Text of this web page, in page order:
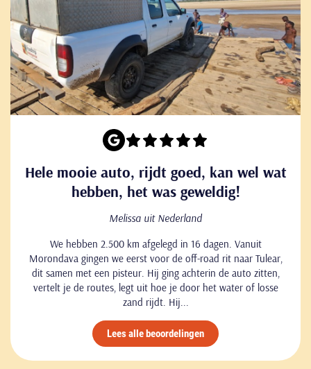
Hele mooie auto, rijdt goed, kan wel wat
hebben, het was geweldig!
Melissa uit Nederland
We hebben 2.500 km afgelegd in 16 dagen. Vanuit
Morondava gingen we eerst voor de off-road rit naar Tulear,
dit samen met een pisteur. Hij ging achterin de auto zitten,
vertelt je de routes, legt uit hoe je door het water of losse
zand rijdt. Hij...
Lees alle beoordelingen